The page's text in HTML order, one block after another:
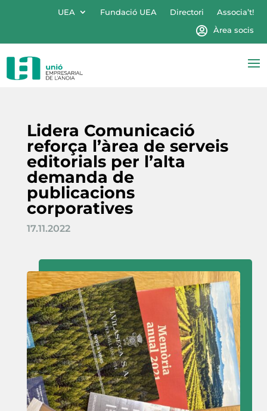
UEA Fundació UEA Directori
Associa’t!
Àrea socis
Lidera Comunicació
reforça l’àrea de serveis
editorials per l’alta
demanda de
publicacions
corporatives
17.11.2022